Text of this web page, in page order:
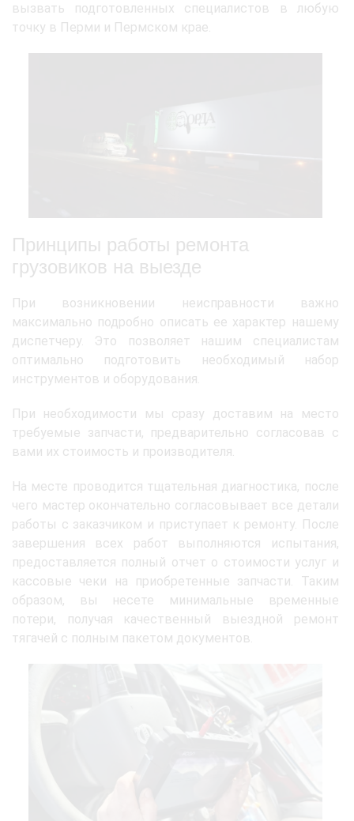
вызвать подготовленных специалистов в любую
точку в Перми и Пермском крае.
Принципы работы ремонта
грузовиков на выезде
При возникновении неисправности важно
максимально подробно описать ее характер нашему
диспетчеру. Это позволяет нашим специалистам
оптимально подготовить необходимый набор
инструментов и оборудования.
При необходимости мы сразу доставим на место
требуемые запчасти, предварительно согласовав с
вами их стоимость и производителя.
На месте проводится тщательная диагностика, после
чего мастер окончательно согласовывает все детали
работы с заказчиком и приступает к ремонту. После
завершения всех работ выполняются испытания,
предоставляется полный отчет о стоимости услуг и
кассовые чеки на приобретенные запчасти. Таким
образом, вы несете минимальные временные
потери, получая качественный выездной ремонт
тягачей с полным пакетом документов.